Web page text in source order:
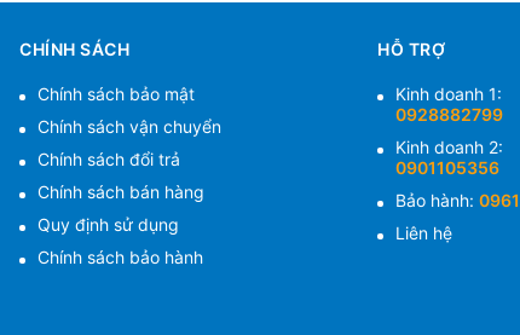
CHÍNH SÁCH
Chính sách bảo mật
Chính sách vận chuyển
Chính sách đổi trả
Chính sách bán hàng
Quy định sử dụng
Chính sách bảo hành
HỖ TRỢ
Kinh doanh 1:
0928882799
Kinh doanh 2:
0901105356
Bảo hành:
Liên hệ